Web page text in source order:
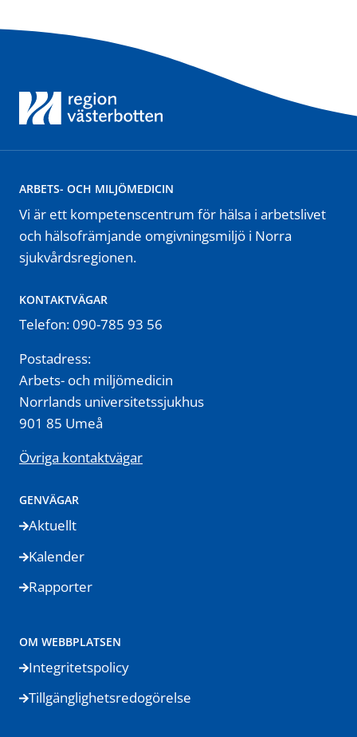
ARBETS- OCH MILJÖMEDICIN
Vi är ett kompetenscentrum för hälsa i arbetslivet
och hälsofrämjande omgivningsmiljö i Norra
sjukvårdsregionen.
KONTAKTVÄGAR
Telefon: 090-785 93 56
Postadress:
Arbets- och miljömedicin
Norrlands universitetssjukhus
901 85 Umeå
Övriga kontaktvägar
GENVÄGAR
Aktuellt
Kalender
Rapporter
OM WEBBPLATSEN
Integritetspolicy
Tillgänglighetsredogörelse